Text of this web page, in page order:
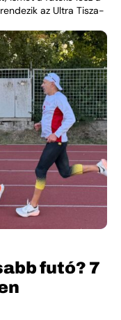
az Ultra Tisza-
futó? 7